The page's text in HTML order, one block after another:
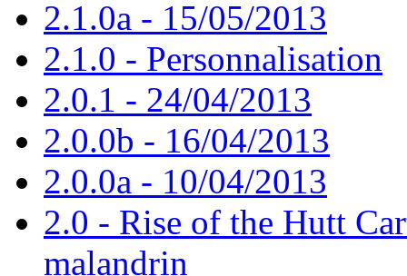
2.1.0a - 15/05/2013
2.1.0 - Personnalisation
2.0.1 - 24/04/2013
2.0.0b - 16/04/2013
2.0.0a - 10/04/2013
2.0 - Rise of the Hutt
malandrin